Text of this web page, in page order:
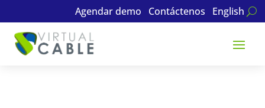
Agendar demo Contáctenos English